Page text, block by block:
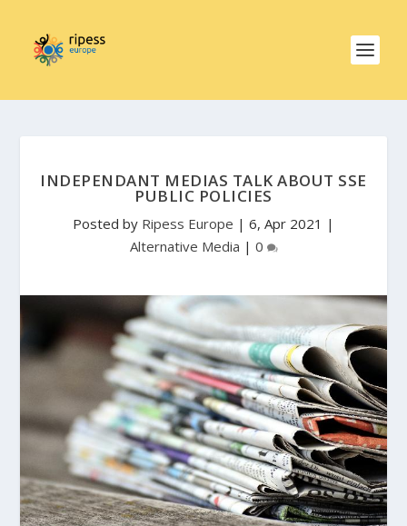
INDEPENDANT MEDIAS TALK ABOUT SSE
PUBLIC POLICIES
Posted by Ripess Europe | 6, Apr 2021 |
Alternative Media | 0